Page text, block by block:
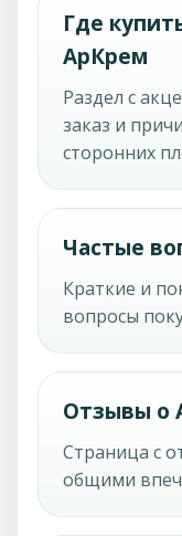
Где
АрКрем
Раздел с
заказ и
сторонних
Частые
Краткие и
вопросы
Отзывы о
Страница с
общими